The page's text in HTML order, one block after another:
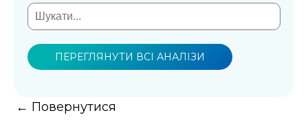
ПЕРЕГЛЯНУТИ ВСІ АНАЛІЗИ
← Повернутися